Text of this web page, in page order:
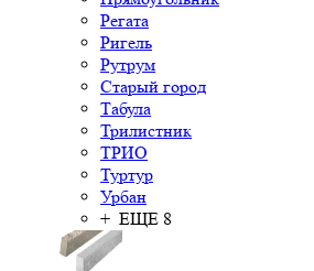
Регата
Ригель
Рутрум
Старый город
Табула
Трилистник
ТРИО
Туртур
Урбан
+ ЕЩЕ 8